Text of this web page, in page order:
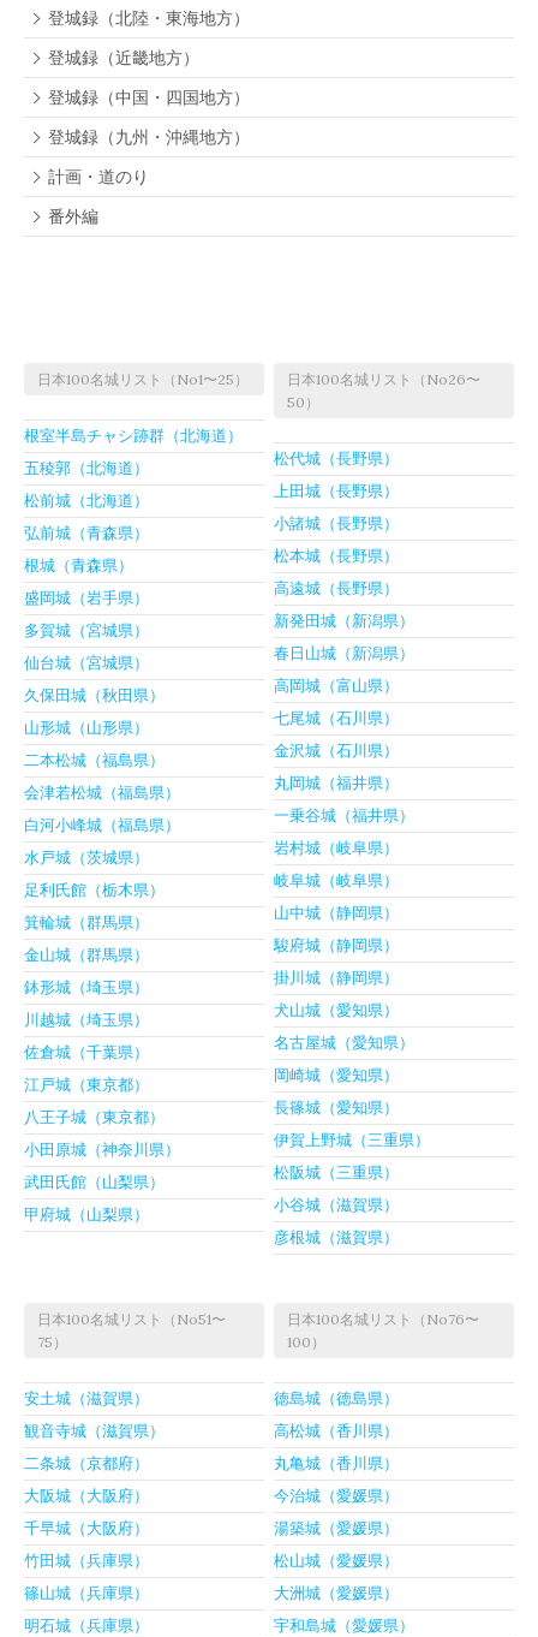
登城録（北陸・東海地方）
登城録（近畿地方）
登城録（中国・四国地方）
登城録（九州・沖縄地方）
計画・道のり
番外編
日本100名城リスト（No1〜25）
根室半島チャシ跡群（北海道）
五稜郭（北海道）
松前城（北海道）
弘前城（青森県）
根城（青森県）
盛岡城（岩手県）
多賀城（宮城県）
仙台城（宮城県）
久保田城（秋田県）
山形城（山形県）
二本松城（福島県）
会津若松城（福島県）
白河小峰城（福島県）
水戸城（茨城県）
足利氏館（栃木県）
箕輪城（群馬県）
金山城（群馬県）
鉢形城（埼玉県）
川越城（埼玉県）
佐倉城（千葉県）
江戸城（東京都）
八王子城（東京都）
小田原城（神奈川県）
武田氏館（山梨県）
甲府城（山梨県）
日本100名城リスト（No26〜
50）
松代城（長野県）
上田城（長野県）
小諸城（長野県）
松本城（長野県）
高遠城（長野県）
新発田城（新潟県）
春日山城（新潟県）
高岡城（富山県）
七尾城（石川県）
金沢城（石川県）
丸岡城（福井県）
一乗谷城（福井県）
岩村城（岐阜県）
岐阜城（岐阜県）
山中城（静岡県）
駿府城（静岡県）
掛川城（静岡県）
犬山城（愛知県）
名古屋城（愛知県）
岡崎城（愛知県）
長篠城（愛知県）
伊賀上野城（三重県）
松阪城（三重県）
小谷城（滋賀県）
彦根城（滋賀県）
日本100名城リスト（No51〜
75）
安土城（滋賀県）
観音寺城（滋賀県）
二条城（京都府）
大阪城（大阪府）
千早城（大阪府）
竹田城（兵庫県）
篠山城（兵庫県）
明石城（兵庫県）
日本100名城リスト（No76〜
100）
徳島城（徳島県）
高松城（香川県）
丸亀城（香川県）
今治城（愛媛県）
湯築城（愛媛県）
松山城（愛媛県）
大洲城（愛媛県）
宇和島城（愛媛県）